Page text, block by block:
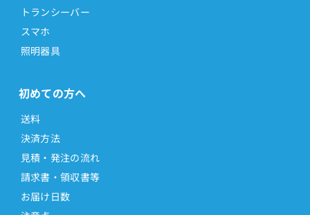
トランシーバー
スマホ
照明器具
初めての方へ
送料
決済方法
見積・発注の流れ
請求書・領収書等
お届け日数